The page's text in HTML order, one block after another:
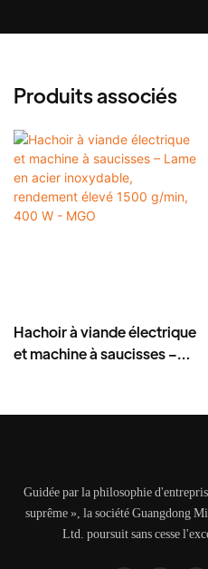
Produits associés
Hachoir à viande électrique
et machine à saucisses –
g/min, 400 W - MGO
Guidée par la philosophie
suprême », la société Guangdong
Ltd. poursuit sans cesse